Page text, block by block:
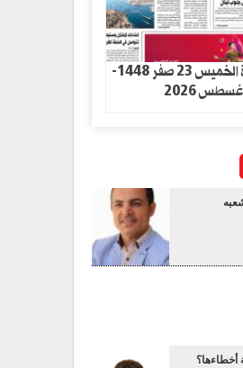
صحيفة الثورة الخميس 23 صفر 1448-
أخطاءها؟